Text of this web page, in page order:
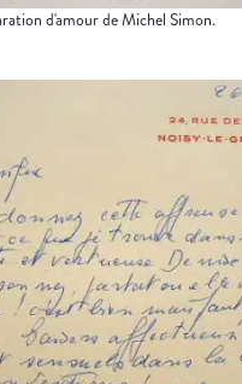
d'amour de Michel Simon.